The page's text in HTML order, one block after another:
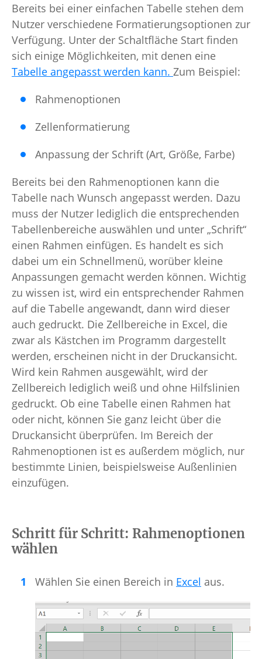
Bereits bei einer einfachen Tabelle stehen dem
Nutzer verschiedene Formatierungsoptionen zur
Verfügung. Unter der Schaltfläche Start finden
sich einige Möglichkeiten, mit denen eine
Tabelle angepasst werden kann. Zum Beispiel:
Rahmenoptionen
Zellenformatierung
Anpassung der Schrift (Art, Größe, Farbe)
Bereits bei den Rahmenoptionen kann die
Tabelle nach Wunsch angepasst werden. Dazu
muss der Nutzer lediglich die entsprechenden
Tabellenbereiche auswählen und unter „Schrift“
einen Rahmen einfügen. Es handelt es sich
dabei um ein Schnellmenü, worüber kleine
Anpassungen gemacht werden können. Wichtig
zu wissen ist, wird ein entsprechender Rahmen
auf die Tabelle angewandt, dann wird dieser
auch gedruckt. Die Zellbereiche in Excel, die
zwar als Kästchen im Programm dargestellt
werden, erscheinen nicht in der Druckansicht.
Wird kein Rahmen ausgewählt, wird der
Zellbereich lediglich weiß und ohne Hilfslinien
gedruckt. Ob eine Tabelle einen Rahmen hat
oder nicht, können Sie ganz leicht über die
Druckansicht überprüfen. Im Bereich der
Rahmenoptionen ist es außerdem möglich, nur
bestimmte Linien, beispielsweise Außenlinien
einzufügen.
Schritt für Schritt: Rahmenoptionen
wählen
Wählen Sie einen Bereich in Excel aus.